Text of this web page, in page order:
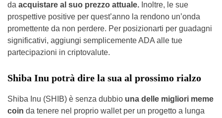
da acquistare al suo prezzo attuale. Inoltre, le sue
prospettive positive per quest’anno la rendono un’onda
promettente da non perdere. Per posizionarti per guadagni
significativi, aggiungi semplicemente ADA alle tue
partecipazioni in criptovalute.
Shiba Inu potrà dire la sua al prossimo rialzo
Shiba Inu (SHIB) è senza dubbio una delle migliori meme
coin da tenere nel proprio wallet per un progetto a lunga